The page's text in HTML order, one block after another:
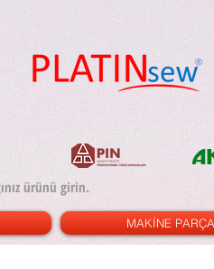
MAKİNE